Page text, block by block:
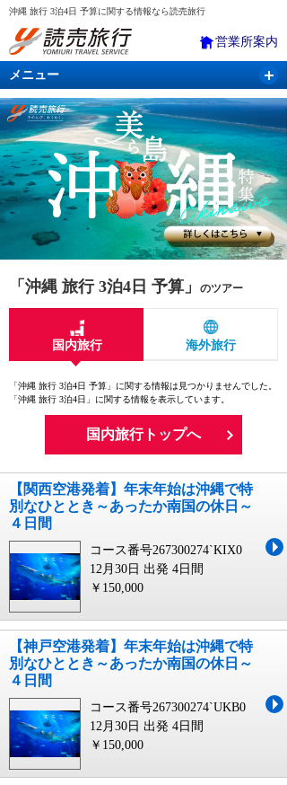
沖縄 旅行 3泊4日 予算に関する情報なら読売旅行
営業所案内
メニュー
国内旅行 バスツアー 海外旅行 クルーズ
航空・ＪＲ＋宿泊 航空券＆ホテル
「沖縄 旅行 3泊4日 予算」 のツアー
国内旅行 海外旅行
「沖縄 旅行 3泊4日 予算」に関する情報は見つかりませんでした。
「沖縄 旅行 3泊4日」に関する情報を表示しています。
国内旅行トップへ
【関西空港発着】年末年始は沖縄で特
別なひととき～あったか南国の休日～
４日間
コース番号267300274`KIX0
12月30日 出発 4日間
￥150,000
【神戸空港発着】年末年始は沖縄で特
別なひととき～あったか南国の休日～
４日間
コース番号267300274`UKB0
12月30日 出発 4日間
￥150,000